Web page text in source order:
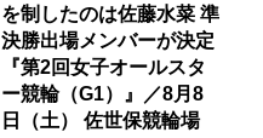
を制したのは佐藤水菜 準
決勝出場メンバーが決定
『第2回女子オールスタ
ー競輪（G1）』／8月8
日（土） 佐世保競輪場